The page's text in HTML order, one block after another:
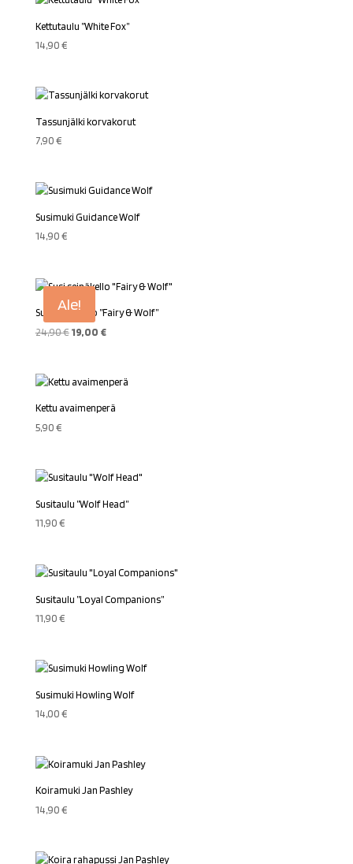
Kettutaulu ”White Fox”
14,90€
Tassunjälki korvakorut
7,90€
Susimuki Guidance Wolf
14,90€
Ale!
Susi seinäkello ”Fairy & Wolf”
24,90€ Alkuperäinen
24,90 €.
19,00 €Nykyinen
19,00 €.
Kettu avaimenperä
5,90€
Susitaulu ”Wolf Head”
11,90€
Susitaulu ”Loyal Companions”
11,90€
Susimuki Howling Wolf
14,00€
Koiramuki Jan Pashley
14,90€